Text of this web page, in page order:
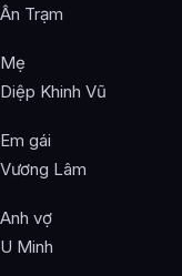
Ân Trạm
Mẹ
Diệp Khinh Vũ
Em gái
Vương Lâm
Anh vợ
U Minh